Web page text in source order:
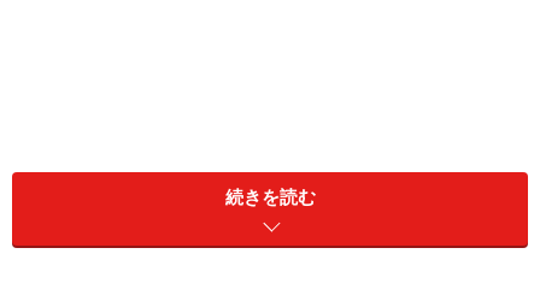
帆立貝貝柱 10個
続きを読む